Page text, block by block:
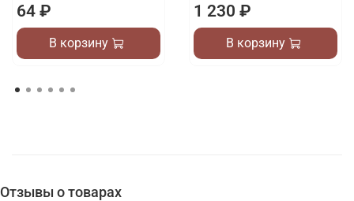
64 ₽
В корзину
1 230 ₽
В корзину
Отзывы о товарах